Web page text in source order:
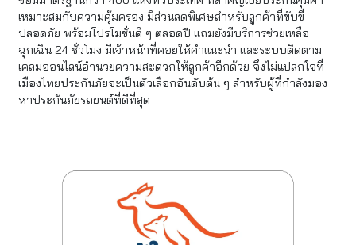
เหมาะสมกับความคุ้มครอง มีส่วนลดพิเศษสำหรับลูกค้าที่ขับขี่
ปลอดภัย พร้อมโปรโมชั่นดี ๆ ตลอดปี แถมยังมีบริการช่วยเหลือ
ฉุกเฉิน 24 ชั่วโมง มีเจ้าหน้าที่คอยให้คำแนะนำ และระบบติดตาม
เคลมออนไลน์อำนวยความสะดวกให้ลูกค้าอีกด้วย จึงไม่แปลกใจที่
เมืองไทยประกันภัยจะเป็นตัวเลือกอันดับต้น ๆ สำหรับผู้ที่กำลังมอง
หาประกันภัยรถยนต์ที่ดีที่สุด